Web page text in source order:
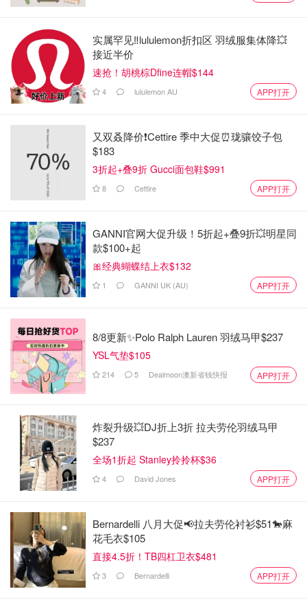
开始吧～
图片来自布拉格之谜，版权归原作者所有
🌿配方：
鸡蛋3颗、牛奶50毫升、低筋面粉55克、玉米油40克、细砂
糖45克、几滴柠檬汁和香草精
实属罕见‼️lululemon折扣区 羽绒服集体降💥
接近半价
速抢！胡桃棕Dfine连帽$144
4 lululemon AU APP打开
又双叒降价❗️Cettire 季中大促⏰珑骧饺子包
$183
3折起+叠9折 Gucci面包鞋$991
8 Cettire APP打开
GANNI官网大促升级！5折起+叠9折💥明星同
款$100+起
🎀经典蝴蝶结上衣$132
1 GANNI UK (AU) APP打开
8/8更新✨Polo Ralph Lauren 羽绒马甲$237
YSL气垫$105
214 5 Dealmoon澳新省钱快报 APP打开
炸裂升级💥DJ折上3折 拉夫劳伦羽绒马甲
$237
全场1折起 Stanley拎拎杯$36
4 David Jones APP打开
Bernardelli 八月大促📢拉夫劳伦衬衫$51🐎麻
花毛衣$105
直接4.5折！TB四杠卫衣$481
3 Bernardelli APP打开